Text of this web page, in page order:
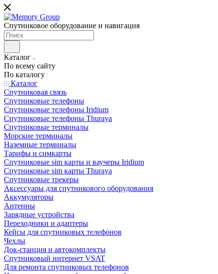
Спутниковое оборудование и навигация
Каталог
По всему сайту
По каталогу
Каталог
Спутниковая связь
Спутниковые телефоны
Спутниковые телефоны Iridium
Спутниковые телефоны Thuraya
Спутниковые терминалы
Морские терминалы
Наземные терминалы
Тарифы и симкарты
Спутниковые sim карты и ваучеры Iridium
Спутниковые sim карты Thuraya
Спутниковые трекеры
Аксессуары для спутникового оборудования
Аккумуляторы
Антенны
Зарядные устройства
Переходники и адаптеры
Кейсы для спутниковых телефонов
Чехлы
Док-станция и автокомплекты
Спутниковый интернет VSAT
Для ремонта спутниковых телефонов